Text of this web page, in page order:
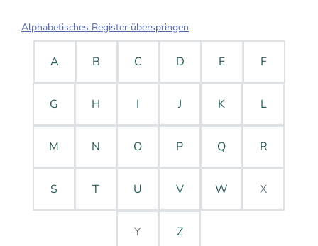
Alphabetisches Register überspringen
A B C D E F
G H I J K L
M N O P Q R
S T U V W X
Y Z